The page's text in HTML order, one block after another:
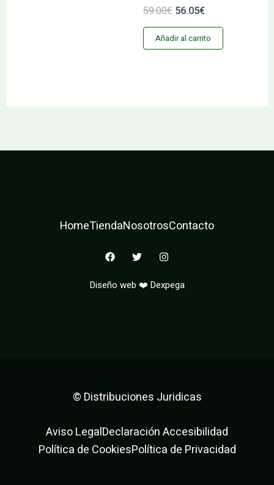
59.00€ 56.05€
Añadir al carrito
HomeTiendaNosotrosContacto
F
a
e
b
T
w
t
I
n
t
a
Diseño web ❤️ Dexpega
© Distribuciones Juridicas
Aviso LegalDeclaración Accesibilidad
Política de CookiesPolítica de Privacidad